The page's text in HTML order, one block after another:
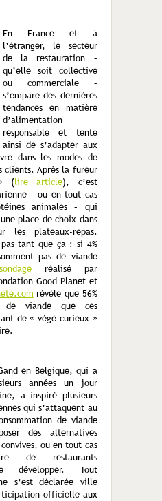
En France et à
l’étranger, le secteur
de la restauration –
qu’elle soit collective
ou commerciale –
s’empare des dernières
tendances en matière
d’alimentation
responsable et tente
ainsi de s’adapter aux
dans les modes de
clients. Après la fureur
(lire article), c’est
– ou en tout cas
animales – qui
place de choix dans
les plateaux-repas.
tant que ça : si 4%
pas de viande
sondageréalisé par
Good Planet et
révèle que 56%
de viande que ces
de « végé-curieux »
en Belgique, qui a
années un jour
a inspiré plusieurs
qui s’attaquent au
de viande
des alternatives
ou en tout cas
de restaurants
développer. Tout
s’est déclarée ville
officielle aux